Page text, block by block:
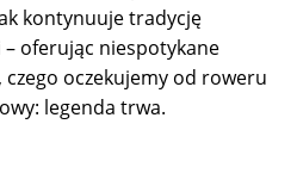
kontynuuje tradycję
oferując niespotykane
czego oczekujemy od roweru
legenda trwa.